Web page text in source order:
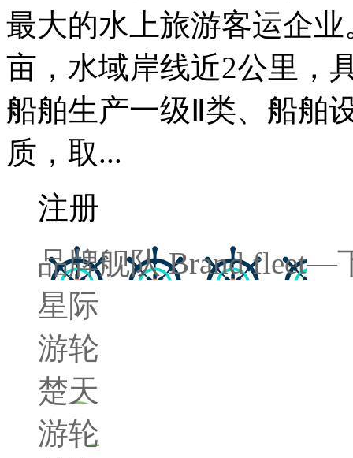
最大的水上旅游客运企
亩，水域岸线近2公里，
船舶生产一级Ⅱ类、船舶
质，取...
注册
品牌舰队Brand fleet—
星际
游轮
楚天
游轮